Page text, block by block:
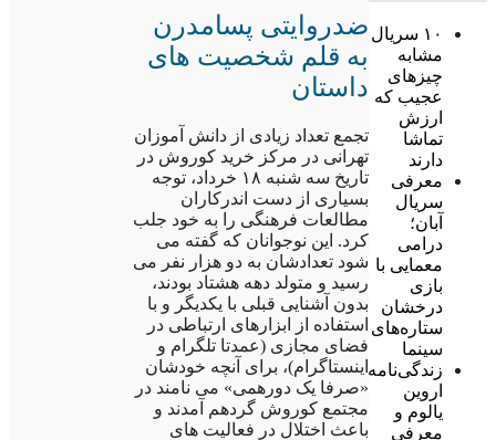
۱۰ سریال
مشابه
چیزهای
عجیب که
ارزش
تماشا
دارند
معرفی
سریال
آبان؛
درامی
معمایی با
بازی
درخشان
ستاره‌های
سینما
زندگی‌نامه
اروین
یالوم و
معرفی
ضدروایتی پسامدرن
به قلم شخصیت های
داستان
تجمع تعداد زیادی از دانش آموزان
تهرانی در مرکز خرید کوروش در
تاریخ سه شنبه ۱۸ خرداد، توجه
بسیاری از دست اندرکاران
مطالعات فرهنگی را به خود جلب
کرد. این نوجوانان که گفته می
شود تعدادشان به دو هزار نفر می
رسید و متولد دهه هشتاد بودند،
بدون آشنایی قبلی با یکدیگر و با
استفاده از ابزارهای ارتباطی در
فضای مجازی (عمدتا تلگرام و
اینستاگرام)، برای آنچه خودشان
«صرفا یک دورهمی» می نامند در
مجتمع کوروش گردهم آمدند و
باعث اختلال در فعالیت های